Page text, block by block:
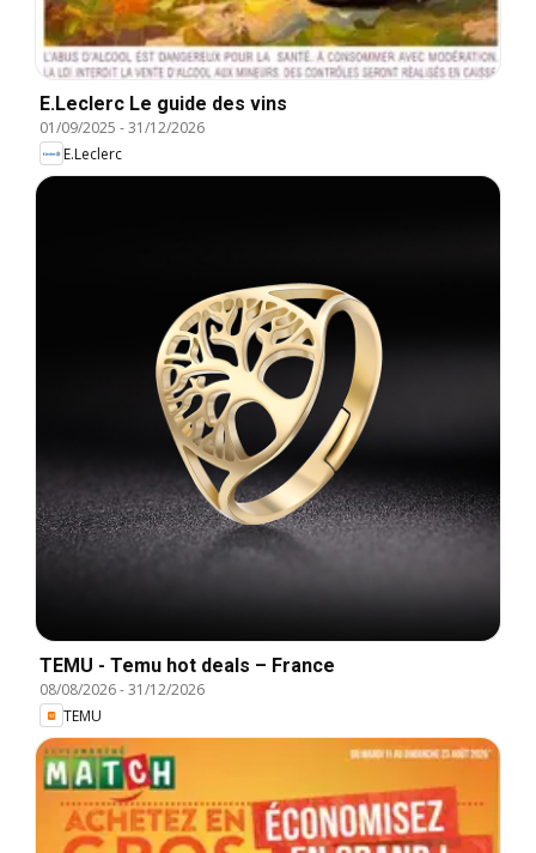
E.Leclerc Le guide des vins
01/09/2025 -31/12/2026
E.Leclerc
TEMU - Temu hot deals – France
08/08/2026-31/12/2026
TEMU